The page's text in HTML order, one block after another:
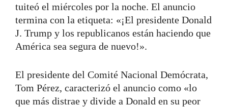
tuiteó el miércoles por la noche. El anuncio
termina con la etiqueta: «¡El presidente Donald
J. Trump y los republicanos están haciendo que
América sea segura de nuevo!».
El presidente del Comité Nacional Demócrata,
Tom Pérez, caracterizó el anuncio como «lo
que más distrae y divide a Donald en su peor